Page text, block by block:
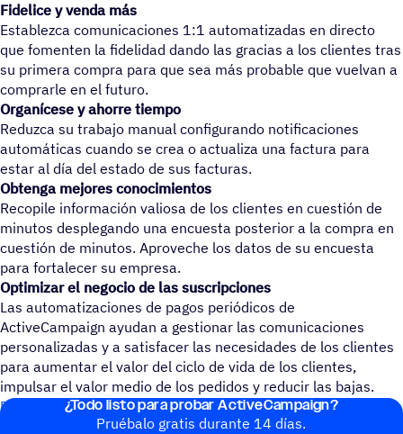
Fidelice y venda más
Establezca comunicaciones 1:1 automatizadas en directo
que fomenten la fidelidad dando las gracias a los clientes tras
su primera compra para que sea más probable que vuelvan a
comprarle en el futuro.
Organícese y ahorre tiempo
Reduzca su trabajo manual configurando notificaciones
automáticas cuando se crea o actualiza una factura para
estar al día del estado de sus facturas.
Obtenga mejores conocimientos
Recopile información valiosa de los clientes en cuestión de
minutos desplegando una encuesta posterior a la compra en
cuestión de minutos. Aproveche los datos de su encuesta
para fortalecer su empresa.
Optimizar el negocio de las suscripciones
Las automatizaciones de pagos periódicos de
ActiveCampaign ayudan a gestionar las comunicaciones
personalizadas y a satisfacer las necesidades de los clientes
para aumentar el valor del ciclo de vida de los clientes,
impulsar el valor medio de los pedidos y reducir las bajas.
Documento de ayuda: Conectar VTEX con ActiveCampaign
¿Todo listo para probar ActiveCampaign?
Pruébalo gratis durante 14 días.